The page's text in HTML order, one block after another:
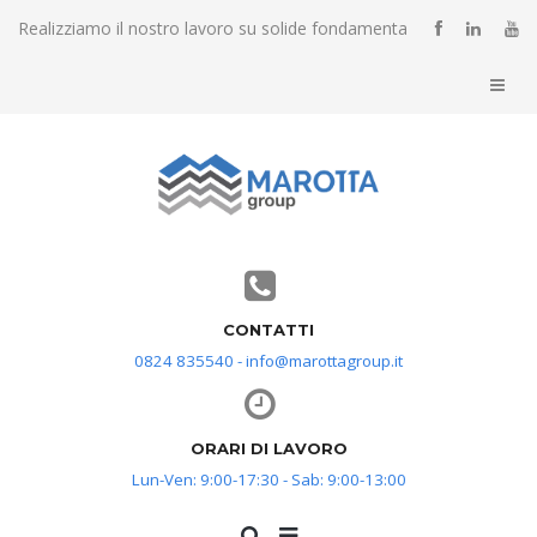
Realizziamo il nostro lavoro su solide fondamenta
CONTATTI
0824 835540 - info@marottagroup.it
ORARI DI LAVORO
Lun-Ven: 9:00-17:30 - Sab: 9:00-13:00